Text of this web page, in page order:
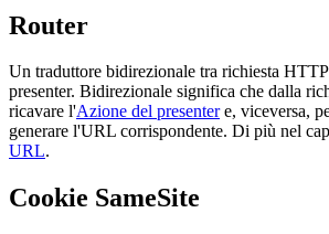
Router
Un traduttore bidirezionale tra richiesta
presenter. Bidirezionale significa che dalla
ricavare l'Azione del presentere, viceversa,
generare l'URL corrispondente. Di più nel
URL.
Cookie SameSite